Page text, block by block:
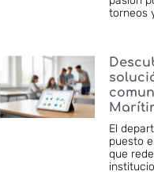
torneos
El
puesto
que